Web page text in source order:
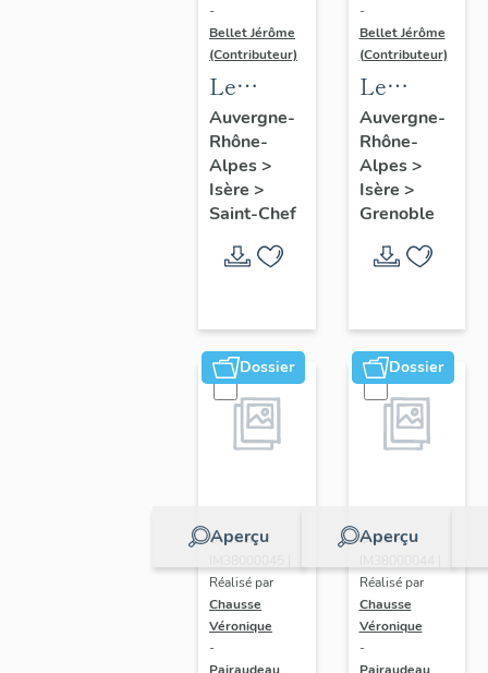
-
Bellet Jérôme
(Contributeur)
Le
mobilier
de
l'église
paroissiale
Saint-
Theudère
Auvergne-
Rhône-
Alpes>
Isère >
Saint-Chef
-
Bellet Jérôme
(Contributeur)
Le
mobilier
de la
cathédrale
Notre-
Dame
Auvergne-
Rhône-
Alpes>
Isère >
Grenoble
Dossier
Aperçu
Dossier
Réalisé par
Chausse
Véronique
-
Pairaudeau
Dossier
Aperçu
Dossier
Réalisé par
Chausse
Véronique
-
Pairaudeau